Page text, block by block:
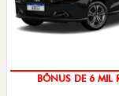
TAXA ZERO